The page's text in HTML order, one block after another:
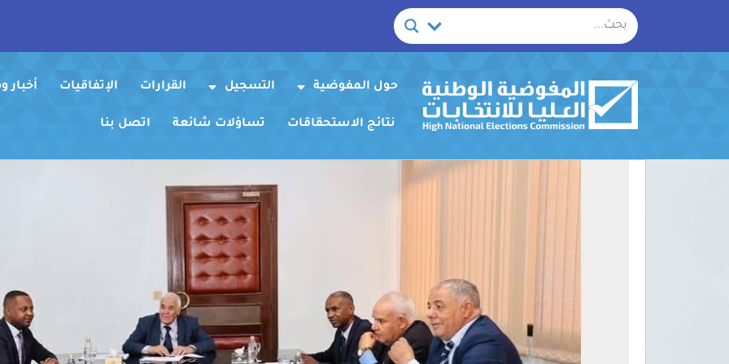
حول المفوضية التسجيل القرارات الإتفاقيات
نتائج الاستحقاقات تساؤلات شائعة اتصل بنا